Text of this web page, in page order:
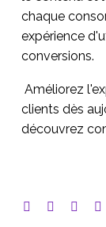
chaque
expérience
conversions.
Améliorez
clients dès
découvrez